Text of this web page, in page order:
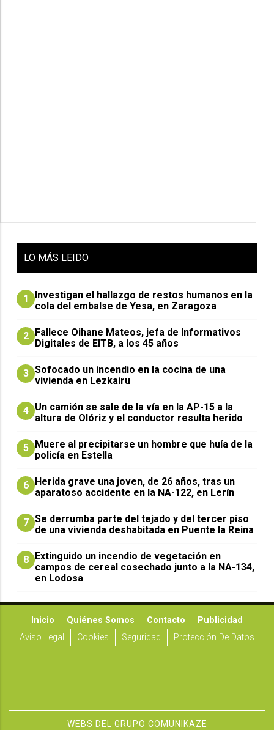
LO MÁS LEIDO
1
Investigan el hallazgo de restos humanos en la
cola del embalse de Yesa, en Zaragoza
2
Fallece Oihane Mateos, jefa de Informativos
Digitales de EITB, a los 45 años
3 Sofocado un incendio en la cocina de una
vivienda en Lezkairu
4 Un camión se sale de la vía en la AP-15 a la
altura de Olóriz y el conductor resulta herido
5
Muere al precipitarse un hombre que huía de la
policía en Estella
6
Herida grave una joven, de 26 años, tras un
aparatoso accidente en la NA-122, en Lerín
7 Se derrumba parte del tejado y del tercer piso
de una vivienda deshabitada en Puente la Reina
8
Extinguido un incendio de vegetación en
campos de cereal cosechado junto a la NA-134,
en Lodosa
Inicio Quiénes Somos Contacto
Publicidad
Aviso Legal
Cookies Seguridad Protección De Datos
WEBS DEL GRUPO COMUNIKAZE